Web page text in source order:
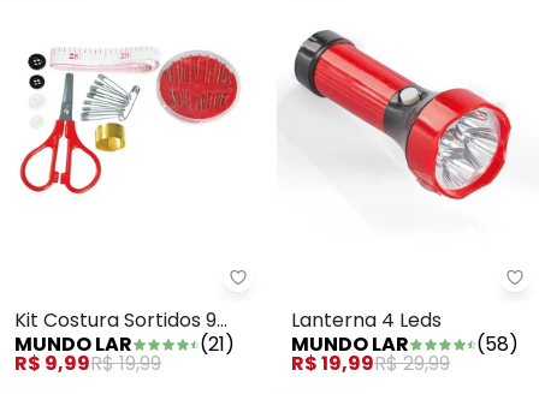
Mundo Lar - Kit Costura
Kit Costura Sortidos 9
Peças
MUNDO LAR (21)
R$ 9,99R$ 19,99
Lanterna 4 Leds
MUNDO LAR
(58)
R$ 19,99R$ 29,99